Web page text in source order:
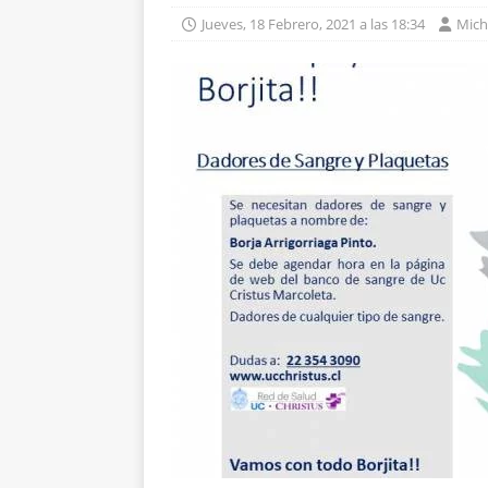
Jueves, 18 Febrero, 2021 a las 18:34